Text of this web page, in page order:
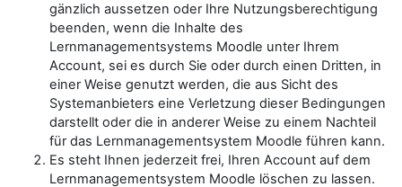
gänzlich aussetzen oder Ihre Nutzungsberechtigung
beenden, wenn die Inhalte des
Lernmanagementsystems Moodle unter Ihrem
Account, sei es durch Sie oder durch einen Dritten, in
einer Weise genutzt werden, die aus Sicht des
Systemanbieters eine Verletzung dieser Bedingungen
darstellt oder die in anderer Weise zu einem Nachteil
für das Lernmanagementsystem Moodle führen kann.
Es steht Ihnen jederzeit frei, Ihren Account auf dem
Lernmanagementsystem Moodle löschen zu lassen.